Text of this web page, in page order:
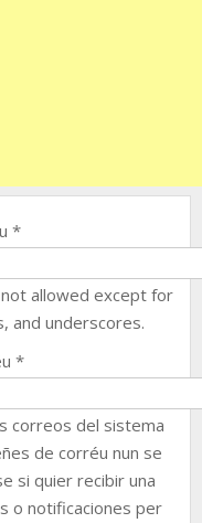
*
allowed except for
and underscores.
*
correos del sistema
de corréu nun se
si quier recibir una
o notificaciones per